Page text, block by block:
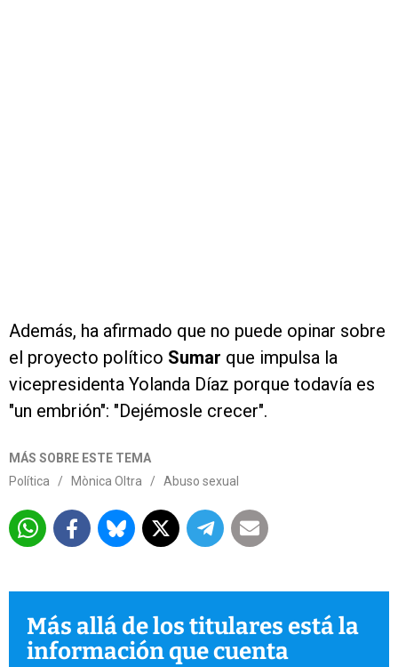
Además, ha afirmado que no puede opinar sobre
el proyecto político Sumar que impulsa la
vicepresidenta Yolanda Díaz porque todavía es
"un embrión": "Dejémosle crecer".
MÁS SOBRE ESTE TEMA
Política
/ Mònica Oltra / Abuso sexual
Más allá de los titulares está la
información que cuenta